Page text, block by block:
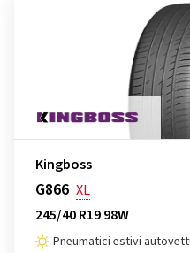
Kingboss
G866 XL
245/40 R19 98W
Pneumatici estivi